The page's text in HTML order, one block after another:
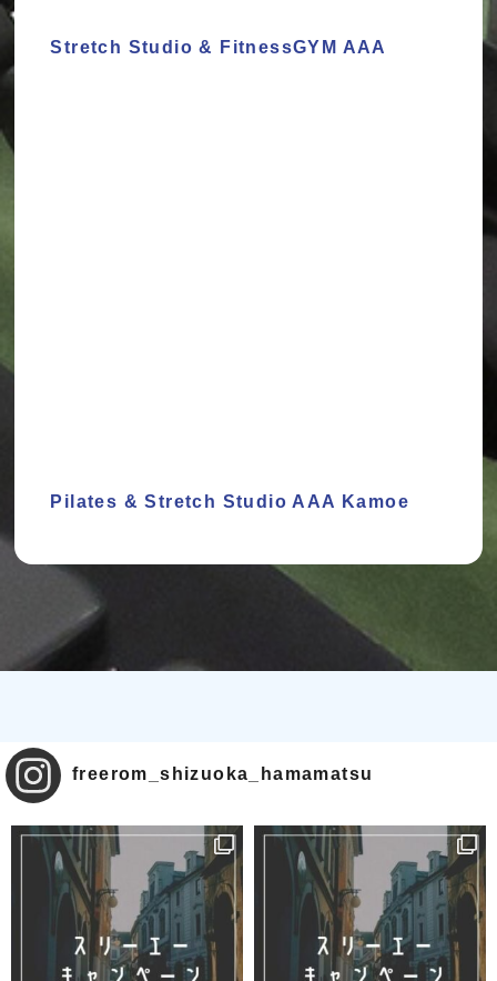
Stretch Studio & FitnessGYM AAA
Pilates & Stretch Studio AAA Kamoe
freerom_shizuoka_hamamatsu